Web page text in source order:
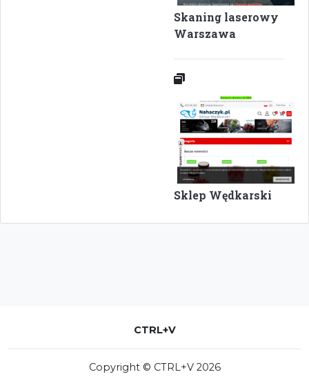
Skaning laserowy
Warszawa
Sklep Wędkarski
CTRL+V
Copyright © CTRL+V 2026